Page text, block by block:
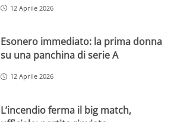
12 Aprile 2026
Esonero immediato: la prima donna
su una panchina di serie A
12 Aprile 2026
L’incendio ferma il big match,